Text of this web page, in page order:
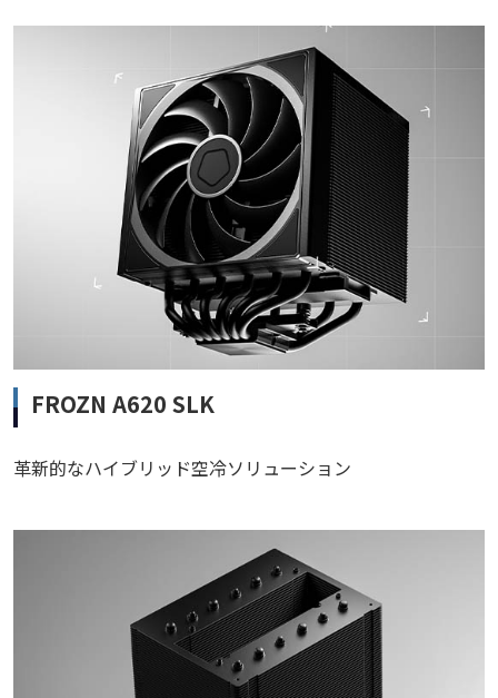
FROZN A620 SLK
革新的なハイブリッド空冷ソリューション